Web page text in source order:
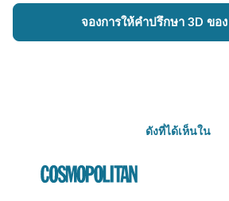
จองการให้คำปรึกษา 3D ขอ
ดังที่ได้เห็นใน